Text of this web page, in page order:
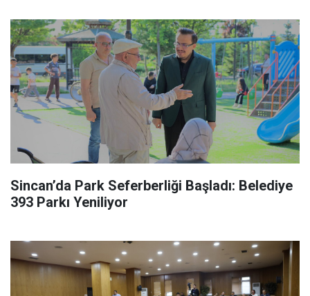
Sincan’da Park Seferberliği Başladı: Belediye
393 Parkı Yeniliyor